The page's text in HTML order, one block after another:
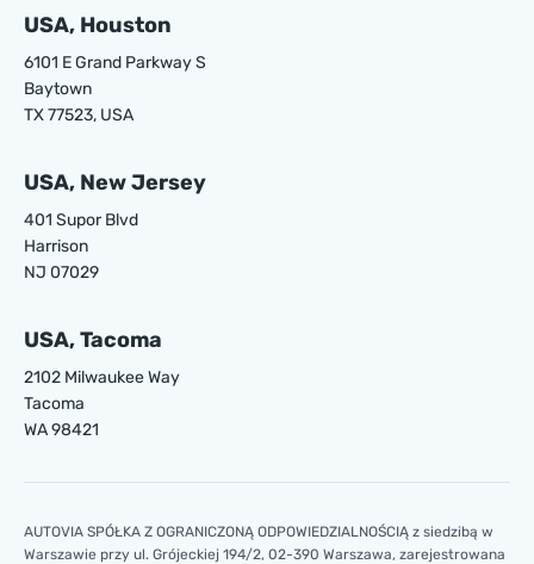
USA, Houston
6101 E Grand Parkway S
Baytown
TX 77523, USA
USA, New Jersey
401 Supor Blvd
Harrison
NJ 07029
USA, Tacoma
2102 Milwaukee Way
Tacoma
WA 98421
AUTOVIA SPÓŁKA Z OGRANICZONĄ ODPOWIEDZIALNOŚCIĄ z siedzibą w
Warszawie przy ul. Grójeckiej 194/2, 02-390 Warszawa, zarejestrowana